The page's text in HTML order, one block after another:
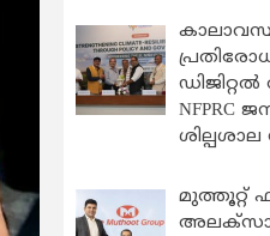
NFPRC
ശില്പശാല
മുത്തൂറ്റ്